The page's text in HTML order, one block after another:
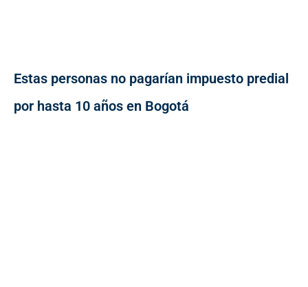
Estas personas no pagarían impuesto predial
por hasta 10 años en Bogotá